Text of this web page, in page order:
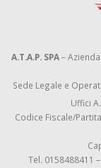
A.T.A.P. SPA–
Sede Legale e
Uffici
Codice Fiscale/
Tel. 0158488411